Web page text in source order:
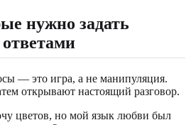
нужно задать
— это игра, а не манипуляция.
открывают настоящий разговор.
цветов, но мой язык любви был